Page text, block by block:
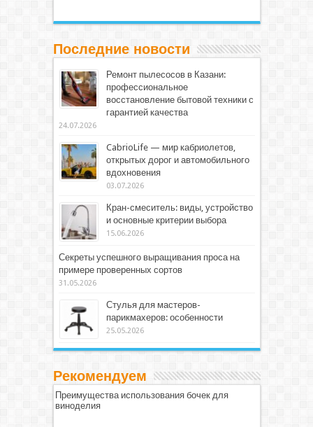
Последние новости
Ремонт пылесосов в Казани:
профессиональное
восстановление бытовой техники с
гарантией качества
24.07.2026
CabrioLife — мир кабриолетов,
открытых дорог и автомобильного
вдохновения
03.07.2026
Кран-смеситель: виды, устройство
и основные критерии выбора
15.06.2026
Секреты успешного выращивания проса на
примере проверенных сортов
31.05.2026
Стулья для мастеров-
парикмахеров: особенности
25.05.2026
Рекомендуем
Преимущества использования бочек для
виноделия